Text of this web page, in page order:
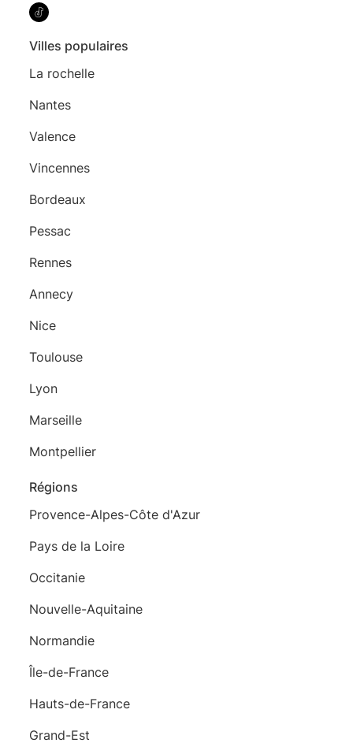
Villes populaires
La rochelle
Nantes
Valence
Vincennes
Bordeaux
Pessac
Rennes
Annecy
Nice
Toulouse
Lyon
Marseille
Montpellier
Régions
Provence-Alpes-Côte d'Azur
Pays de la Loire
Occitanie
Nouvelle-Aquitaine
Normandie
Île-de-France
Hauts-de-France
Grand-Est